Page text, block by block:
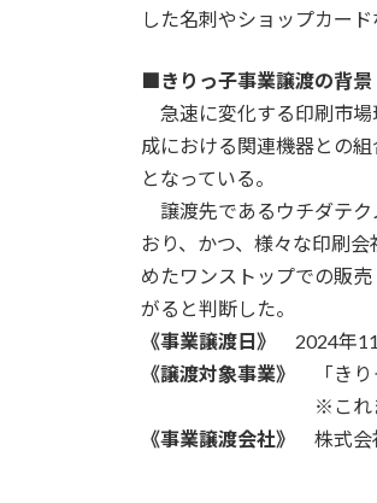
した名刺やショップカー
■きりっ子事業譲渡の背景
急速に変化する印刷市場
成における関連機器との
となっている。
譲渡先であるウチダテク
おり、かつ、様々な印刷
めたワンストップでの販
がると判断した。
《事業譲渡日》
2024年
《譲渡対象事業》
「きり
※これまで岩崎通信
《事業譲渡会社》
株式会